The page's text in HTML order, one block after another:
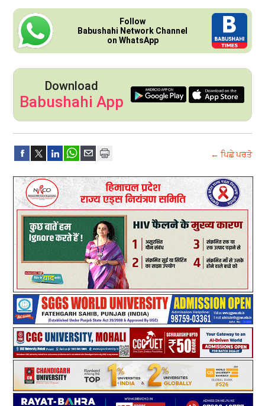
Follow
Babushahi Network Channel
on WhatsApp
Download
Babushahi App
← ਪਿਛੇ ਪਰਤੋ